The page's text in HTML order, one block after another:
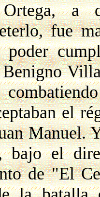
a
fue
el
Manuel.
bajo el
de "El